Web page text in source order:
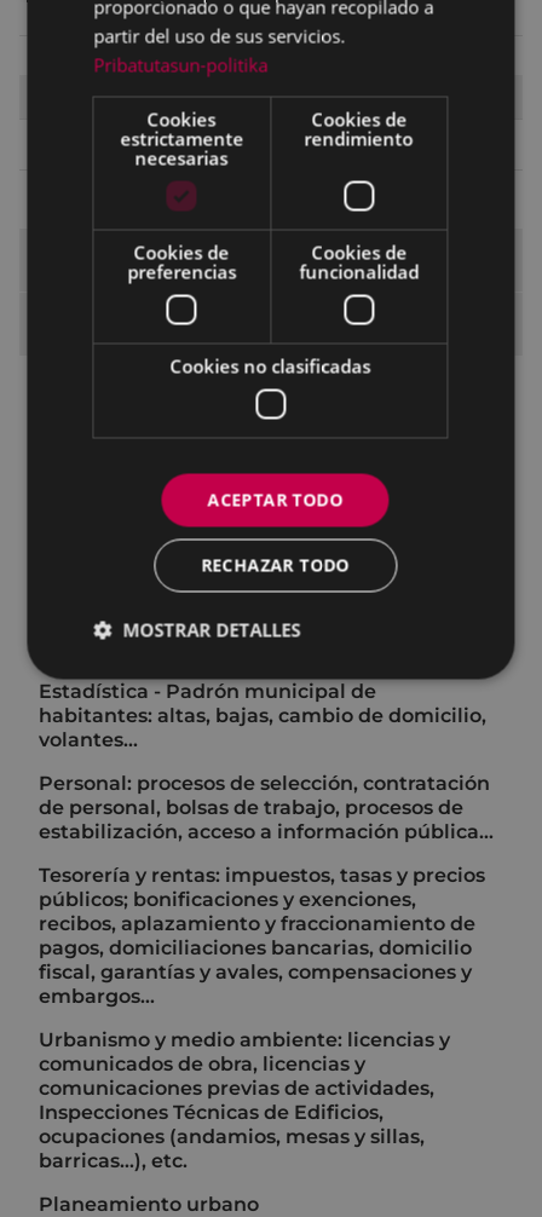
Descargar (132.7 KB)
REALIZAR TRÁMITE ONLINE
Comenzar trámite
Trámites y servicios
Trámites municipales
Alcaldía: agenda del Alcalde, relación con
medios de comunicación (ruedas de
prensa…), ceremonias de matrimonios
Secretaría: registro de documentos, Tablón
de anuncios Digital, expedientes de
responsabilidad patrimonial, Registro de
Asociaciones de Interés Municipal,
matrimonios civiles, fé pública, recursos
contencioso-administrativos, administración
electoral…
Estadística - Padrón municipal de
habitantes: altas, bajas, cambio de domicilio,
volantes...
Personal: procesos de selección, contratación
de personal, bolsas de trabajo, procesos de
estabilización, acceso a información pública…
Tesorería y rentas: impuestos, tasas y precios
públicos; bonificaciones y exenciones,
recibos, aplazamiento y fraccionamiento de
pagos, domiciliaciones bancarias, domicilio
fiscal, garantías y avales, compensaciones y
embargos…
Urbanismo y medio ambiente: licencias y
comunicados de obra, licencias y
comunicaciones previas de actividades,
Inspecciones Técnicas de Edificios,
ocupaciones (andamios, mesas y sillas,
barricas...), etc.
Planeamiento urbano
proporcionado o que hayan recopilado a
partir del uso de sus servicios.
Pribatutasun-politika
Cookies
estrictamente
necesarias
Cookies de
rendimiento
Cookies de
preferencias
Cookies de
funcionalidad
Cookies no clasificadas
ACEPTAR TODO
RECHAZAR TODO
MOSTRAR DETALLES